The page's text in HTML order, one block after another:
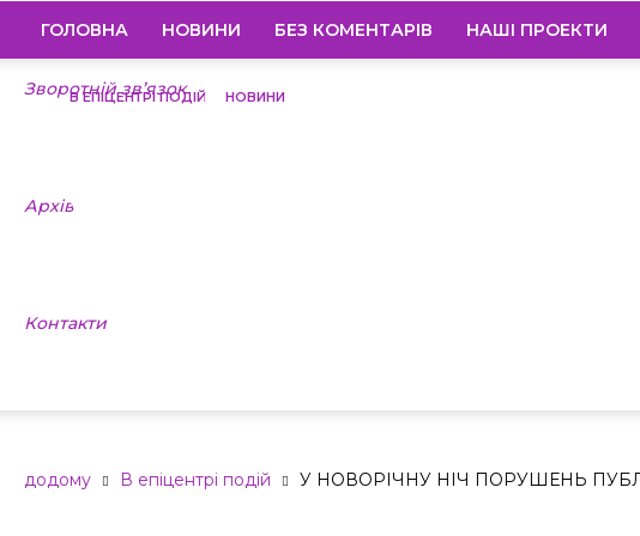
ГОЛОВНА НОВИНИ БЕЗ КОМЕНТАРІВ НАШІ ПРОЕКТИ
Зворотній зв’язок
Архів
Контакти
додому В епіцентрі подій У НОВОРІЧНУ НІЧ ПОРУШЕНЬ
В ЕПІЦЕНТРІ ПОДІЙ НОВИНИ
У НОВОРІЧНУ